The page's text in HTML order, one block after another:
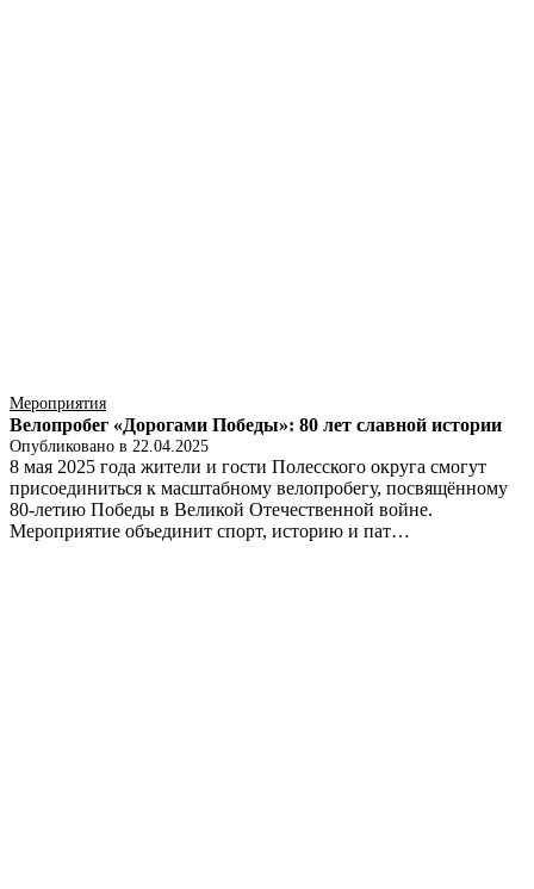
Мероприятия
Велопробег «Дорогами Победы»: 80 лет славной истории
Опубликовано в 22.04.2025
8 мая 2025 года жители и гости Полесского округа смогут
присоединиться к масштабному велопробегу, посвящённому
80-летию Победы в Великой Отечественной войне.
Мероприятие объединит спорт, историю и пат…